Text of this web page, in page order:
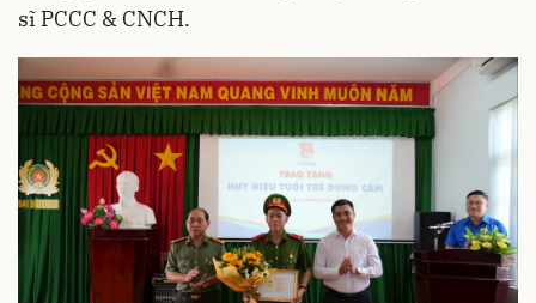
sĩ PCCC & CNCH.